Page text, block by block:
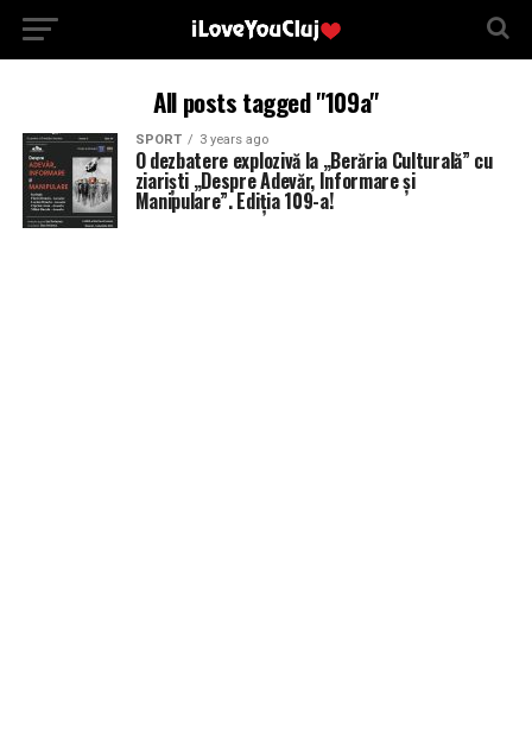
All posts tagged "109a"
SPORT 3 years ago
O dezbatere explozivă la „Berăria Culturală” cu
ziariști „Despre Adevăr, Informare și
Manipulare”. Ediția 109-a!